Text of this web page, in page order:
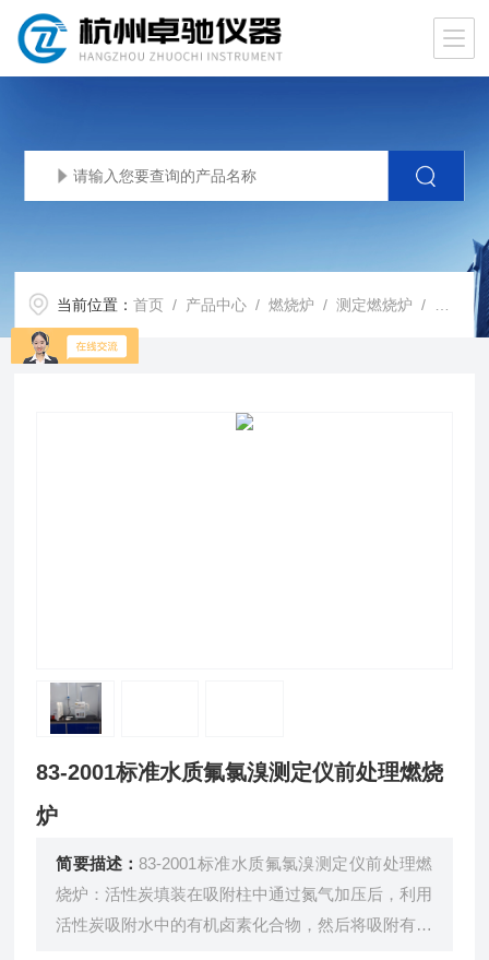
当前位置：首页 / 产品中心 /燃烧炉 /测定燃烧炉 / 有机卤素AOX83-2001标准水质氟氯溴测定仪前处理燃烧炉
83-2001标准水质氟氯溴测定仪前处理燃烧
炉
简要描述：83-2001标准水质氟氯溴测定仪前处理燃
烧炉：活性炭填装在吸附柱中通过氮气加压后，利用
活性炭吸附水中的有机卤素化合物，然后将吸附有机